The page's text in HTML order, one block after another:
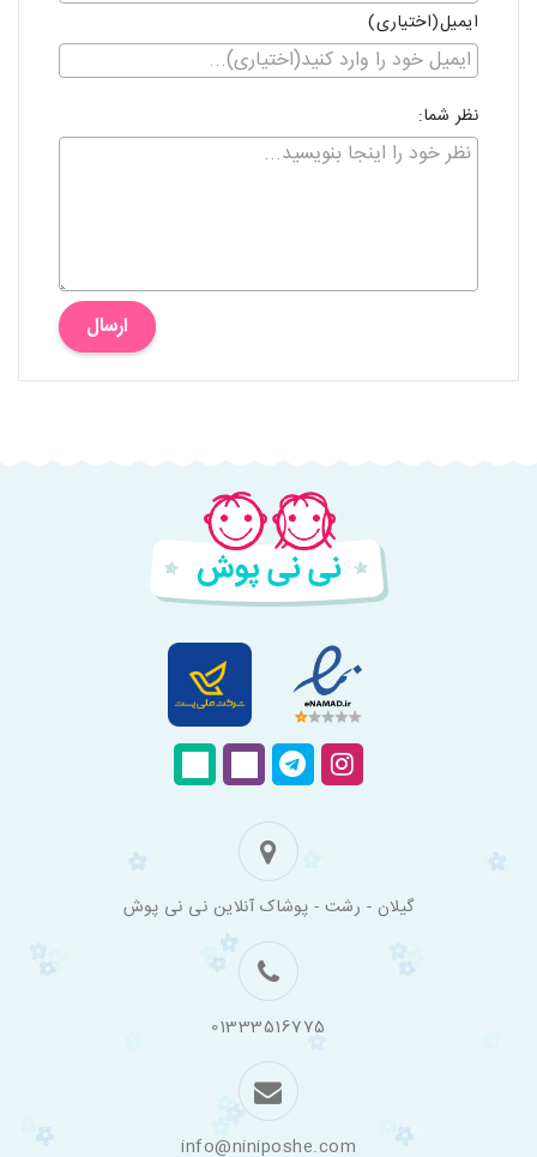
ایمیل(اختیاری)
نظر شما:
ارسال
گیلان - رشت - پوشاک آنلاین نی نی پوش
01333516775
info@niniposhe.com